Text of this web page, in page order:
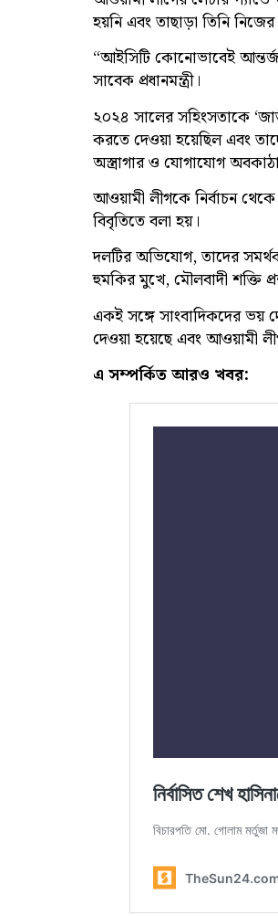
হয়নি এবং তাছাড়া তিনি
“আইসিটি কোনোভাবেই
সাবেক প্রধানমন্ত্রী।
২০২৪ সালের সহিংসতাকে
করতে দেওয়া হয়েছিল এবং
অস্ত্রাগার ও যোগাযোগ
আওয়ামী লীগকে নির্বাচন
বিবৃতিতে বলা হয়।
দলটির অভিযোগ, তাদের
হুমকির মুখে, মৌলবাদী শক্তি
একই সঙ্গে সাংবাদিকদের ভয়
দেওয়া হয়েছে এবং আওয়ামী
এ সম্পর্কিত আরও খবর: